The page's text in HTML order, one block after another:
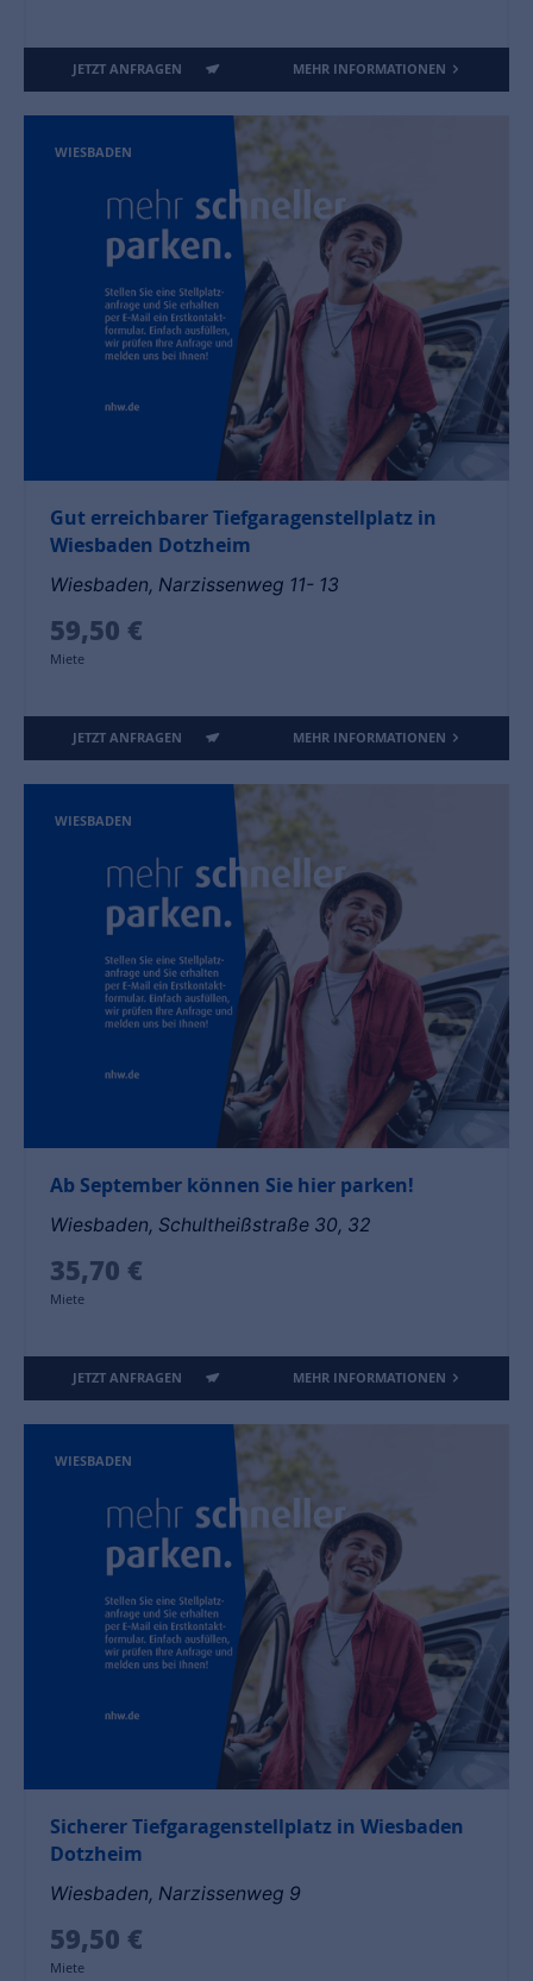
JETZT ANFRAGEN MEHR INFORMATIONEN
WIESBADEN
Gut erreichbarer Tiefgaragenstellplatz in
Wiesbaden Dotzheim
Wiesbaden, Narzissenweg 11- 13
59,50 €
Miete
JETZT ANFRAGEN MEHR INFORMATIONEN
WIESBADEN
Ab September können Sie hier parken!
Wiesbaden, Schultheißstraße 30, 32
35,70 €
Miete
JETZT ANFRAGEN MEHR INFORMATIONEN
WIESBADEN
Sicherer Tiefgaragenstellplatz in Wiesbaden
Dotzheim
Wiesbaden, Narzissenweg 9
59,50 €
Miete